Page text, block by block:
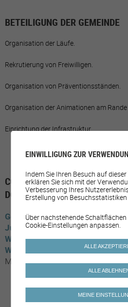
BETEILIGUNG DER GEMEINDE
Organisation der Läufe.
Rekrutierung von Freiwilligen.
Organisation von Präventionsständen.
Organisation der Animationen am
Einrichtung der Infrastruktur.
COMMUNES AYANT MIS EN
DOMAINE
Genf Chêne-Bourg Onex
Jura
Courgenay
Waadt
Renens Gland
Wallis
Sierre
Monthey Nendaz Noble-Contrée
EINWILLIGUNG ZUR
Indem Sie Ihren Besuch auf
erklären Sie sich mit der
Verbesserung Ihres
Erstellung von
Über nachstehende Schaltflächen
Cookie-Einstellungen anpassen.
ALLE
ALLE
MEINE